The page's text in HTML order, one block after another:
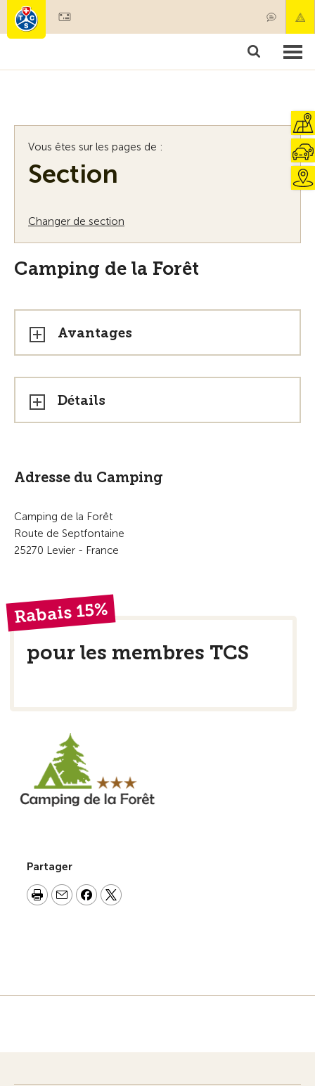
Membres & prestations
Vous êtes sur les pages de :
Section
Changer de section
Camping de la Forêt
Avantages
Détails
Adresse du Camping
Camping de la Forêt
Route de Septfontaine
25270 Levier - France
Rabais 15%
pour les membres TCS
Partager